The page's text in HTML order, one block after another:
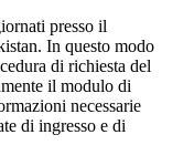
presso il
In questo modo
di richiesta del
il modulo di
necessarie
di ingresso e di